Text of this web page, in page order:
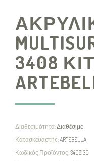
3408
Διαθεσιμότητα:Διαθέσιμο
Κατασκευαστής:ARTEBELLA
Κωδικός Προϊόντος:3408130